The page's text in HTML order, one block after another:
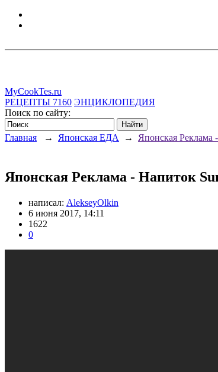
MyCookTes.ru
РЕЦЕПТЫ 7160 ЭНЦИКЛОПЕДИЯ
Поиск по сайту:
Главная → Японская ЕДА → Японская
Японская Реклама - Напиток
написал: AlekseyOlkin
6 июня 2017, 14:11
1622
0